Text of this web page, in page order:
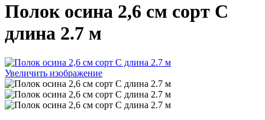
Полок осина 2,6 см сорт С
длина 2.7 м
Увеличить изображение